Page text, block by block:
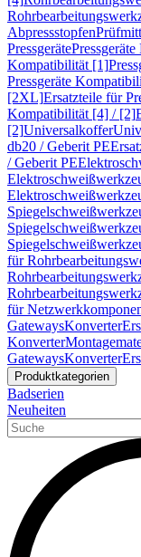
Abpressstopfen
Pressgeräte
Kompatibilität [1]
Pressgeräte
[2XL]Ersatzteile für
Kompatibilität [4] / [2]
[2]Universalkoffer
db20 / Geberit PE
/ Geberit PE
für
für
GatewaysKonverter
Konverter
GatewaysKonverter
Produktkategorien
Badserien
Neuheiten